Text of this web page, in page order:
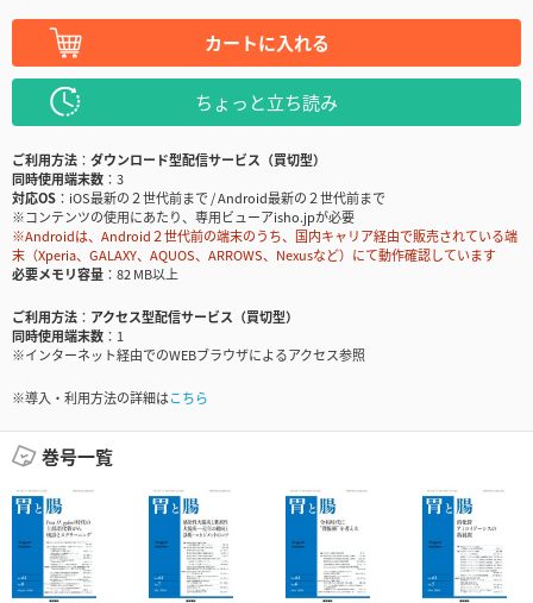
カートに入れる
ちょっと立ち読み
ご利用方法
ダウンロード型配信サービス（買切型）
同時使用端末数
3
対応OS
iOS最新の２世代前まで / Android最新の２世代前まで
※コンテンツの使用にあたり、専用ビューアisho.jpが必要
※Androidは、Android２世代前の端末のうち、国内キャリア経由で販売されている端
末（Xperia、GALAXY、AQUOS、ARROWS、Nexusなど）にて動作確認しています
必要メモリ容量
82 MB以上
ご利用方法
アクセス型配信サービス（買切型）
同時使用端末数
1
※インターネット経由でのWEBブラウザによるアクセス参照
※導入・利用方法の詳細はこちら
巻号一覧